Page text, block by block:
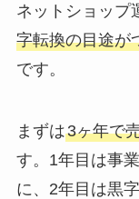
ネットショップ
字転換の目途が
です。
まずは3ヶ年で
す。1年目は事
に、2年目は黒